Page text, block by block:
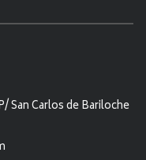
San Carlos de Bariloche